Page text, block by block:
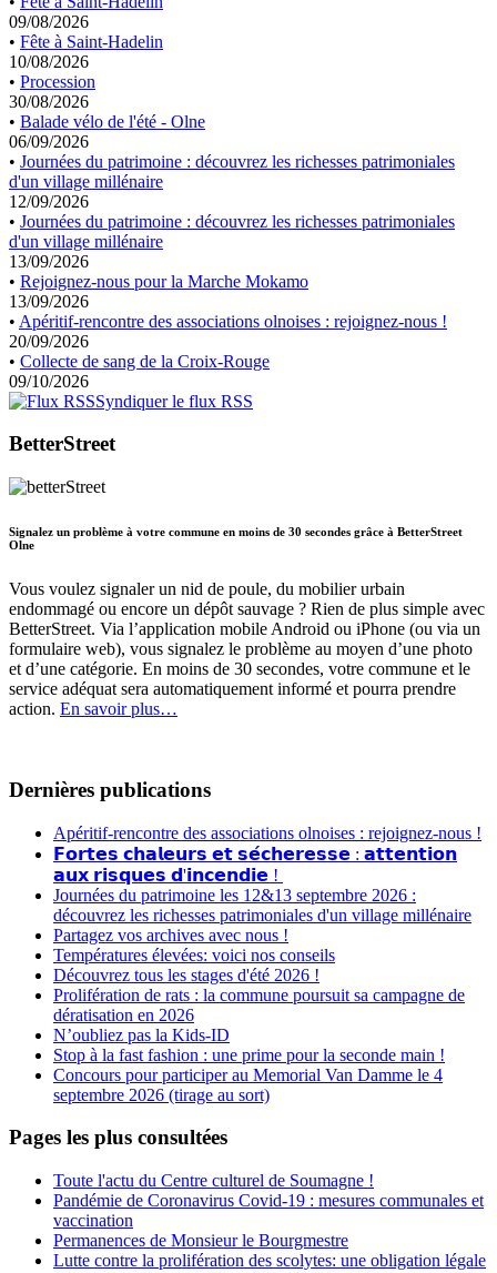
09/08/2026
• Fête à Saint-Hadelin
10/08/2026
• Procession
30/08/2026
• Balade vélo de l'été - Olne
06/09/2026
• Journées du patrimoine : découvrez les richesses patrimoniales
d'un village millénaire
12/09/2026
• Journées du patrimoine : découvrez les richesses patrimoniales
d'un village millénaire
13/09/2026
• Rejoignez-nous pour la Marche Mokamo
13/09/2026
• Apéritif-rencontre des associations olnoises : rejoignez-nous !
20/09/2026
• Collecte de sang de la Croix-Rouge
09/10/2026
Syndiquer le flux RSS
BetterStreet
Signalez un problème à votre commune en moins de 30 secondes grâce à BetterStreet
Olne
Vous voulez signaler un nid de poule, du mobilier urbain
endommagé ou encore un dépôt sauvage ? Rien de plus simple avec
BetterStreet. Via l’application mobile Android ou iPhone (ou via un
formulaire web), vous signalez le problème au moyen d’une photo
et d’une catégorie. En moins de 30 secondes, votre commune et le
service adéquat sera automatiquement informé et pourra prendre
action. En savoir plus…
Dernières publications
Apéritif-rencontre des associations olnoises : rejoignez-nous !
𝗙𝗼𝗿𝘁𝗲𝘀 𝗰𝗵𝗮𝗹𝗲𝘂𝗿𝘀 𝗲𝘁 𝘀𝗲́𝗰𝗵𝗲𝗿𝗲𝘀𝘀𝗲 : 𝗮𝘁𝘁𝗲𝗻𝘁𝗶𝗼𝗻
𝗮𝘂𝘅 𝗿𝗶𝘀𝗾𝘂𝗲𝘀 𝗱'𝗶𝗻𝗰𝗲𝗻𝗱𝗶𝗲 !
Journées du patrimoine les 12&13 septembre 2026 :
découvrez les richesses patrimoniales d'un village millénaire
Partagez vos archives avec nous !
Températures élevées: voici nos conseils
Découvrez tous les stages d'été 2026 !
Prolifération de rats : la commune poursuit sa campagne de
dératisation en 2026
N’oubliez pas la Kids-ID
Stop à la fast fashion : une prime pour la seconde main !
Concours pour participer au Memorial Van Damme le 4
septembre 2026 (tirage au sort)
Pages les plus consultées
Toute l'actu du Centre culturel de Soumagne !
Pandémie de Coronavirus Covid-19 : mesures communales et
vaccination
Permanences de Monsieur le Bourgmestre
Lutte contre la prolifération des scolytes: une obligation légale